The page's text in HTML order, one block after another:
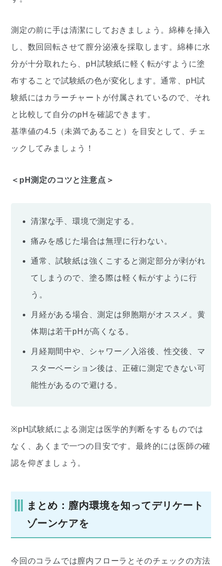
測定の前に手は清潔にしておきましょう。綿棒を挿入
し、数回回転させて膣分泌液を採取します。綿棒に水
分が十分取れたら、pH試験紙に軽く転がすように塗
布することで試験紙の色が変化します。通常、pH試
験紙にはカラーチャートが付属されているので、それ
と比較して自分のpHを確認できます。
基準値の4.5（未満であること）を目安として、チェ
ックしてみましょう！
＜pH測定のコツと注意点＞
清潔な手、環境で測定する。
痛みを感じた場合は無理に行わない。
通常、試験紙は強くこすると測定部分が剥がれ
てしまうので、塗る際は軽く転がすように行
う。
月経がある場合、測定は卵胞期がオススメ。黄
体期は若干pHが高くなる。
月経期間中や、シャワー／入浴後、性交後、マ
スターベーション後は、正確に測定できない可
能性があるので避ける。
※pH試験紙による測定は医学的判断をするものでは
なく、あくまで一つの目安です。最終的には医師の確
認を仰ぎましょう。
まとめ：膣内環境を知ってデリケート
ゾーンケアを
今回のコラムでは膣内フローラとそのチェックの方法